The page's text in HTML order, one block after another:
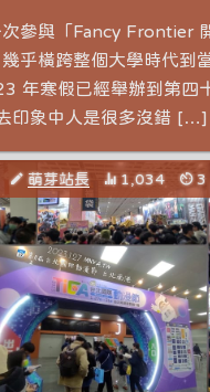
參與「Fancy Frontier
乎橫跨整個大學時代到
年寒假已經舉辦到第四
印象中人是很多沒錯 […]
萌芽站長 1,034 3